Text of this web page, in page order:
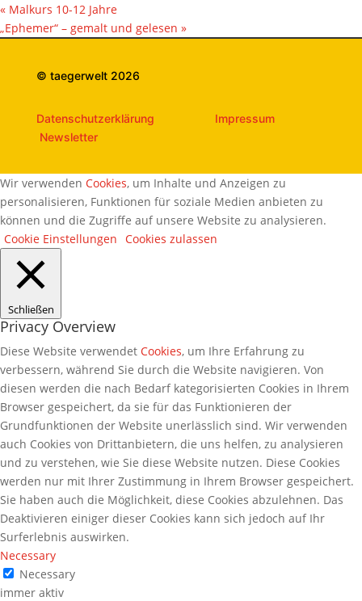
« Malkurs 10-12 Jahre
„Ephemer“ – gemalt und gelesen »
© taegerwelt 2026
Datenschutzerklärung
Impressum
Newsletter
Wir verwenden Cookies, um Inhalte und Anzeigen zu
personalisieren, Funktionen für soziale Medien anbieten zu
können und die Zugriffe auf unsere Website zu analysieren.
Cookie Einstellungen Cookies zulassen
Schließen
Privacy Overview
Diese Website verwendet Cookies, um Ihre Erfahrung zu
verbessern, während Sie durch die Website navigieren. Von
diesen werden die nach Bedarf kategorisierten Cookies in Ihrem
Browser gespeichert, da sie für das Funktionieren der
Grundfunktionen der Website unerlässlich sind. Wir verwenden
auch Cookies von Drittanbietern, die uns helfen, zu analysieren
und zu verstehen, wie Sie diese Website nutzen. Diese Cookies
werden nur mit Ihrer Zustimmung in Ihrem Browser gespeichert.
Sie haben auch die Möglichkeit, diese Cookies abzulehnen. Das
Deaktivieren einiger dieser Cookies kann sich jedoch auf Ihr
Surferlebnis auswirken.
Necessary
Necessary
immer aktiv